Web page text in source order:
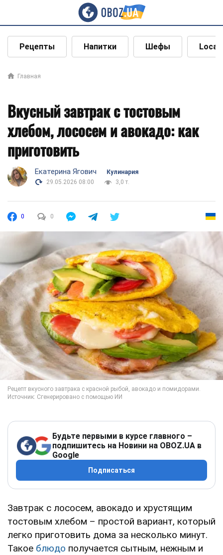
Рецепты Напитки Шефы Local
Главная
Вкусный завтрак с тостовым
хлебом, лососем и авокадо: как
приготовить
Екатерина Ягович
Кулинария
29.05.2026 08:00
3,0 т.
0 0
Будьте первыми в курсе главного –
подпишитесь на Новини на OBOZ.UA в
Google
Подписаться
Завтрак с лососем, авокадо и хрустящим
тостовым хлебом – простой вариант, который
легко приготовить дома за несколько минут.
Такое блюдо получается сытным, нежным и